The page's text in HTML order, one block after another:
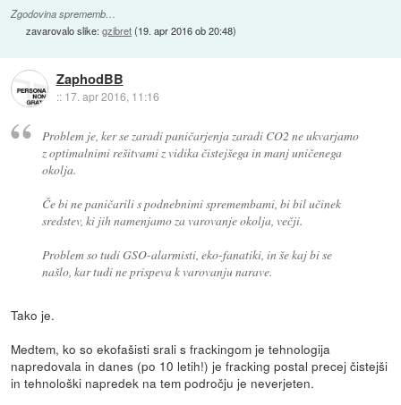
Zgodovina sprememb…
zavarovalo slike:gzibret(19. apr 2016 ob 20:48)
ZaphodBB
:: 17. apr 2016, 11:16
Problem je, ker se zaradi paničarjenja zaradi CO2 ne ukvarjamo
z optimalnimi rešitvami z vidika čistejšega in manj uničenega
okolja.
Če bi ne paničarili s podnebnimi spremembami, bi bil učinek
sredstev, ki jih namenjamo za varovanje okolja, večji.
Problem so tudi GSO-alarmisti, eko-fanatiki, in še kaj bi se
našlo, kar tudi ne prispeva k varovanju narave.
Tako je.
Medtem, ko so ekofašisti srali s frackingom je tehnologija
napredovala in danes (po 10 letih!) je fracking postal precej čistejši
in tehnološki napredek na tem področju je neverjeten.